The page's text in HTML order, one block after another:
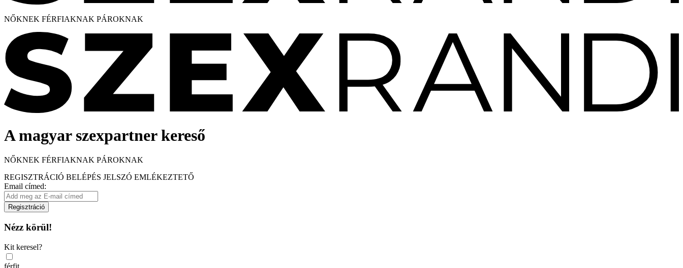
NŐKNEK FÉRFIAKNAK PÁROKNAK
A magyar szexpartner kereső
NŐKNEK FÉRFIAKNAK PÁROKNAK
REGISZTRÁCIÓ BELÉPÉS JELSZÓ EMLÉKEZTETŐ
Email címed:
Regisztráció
Nézz körül!
Kit keresel?
férfit